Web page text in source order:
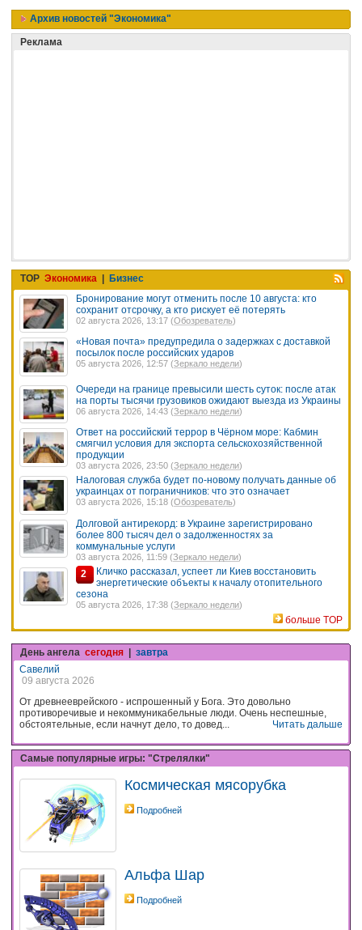
Архив новостей "Экономика"
Реклама
TOP Экономика | Бизнес
Бронирование могут отменить после 10 августа: кто
сохранит отсрочку, а кто рискует её потерять
02 августа 2026, 13:17 (Обозреватель)
«Новая почта» предупредила о задержках с доставкой
посылок после российских ударов
05 августа 2026, 12:57 (Зеркало недели)
Очереди на границе превысили шесть суток: после атак
на порты тысячи грузовиков ожидают выезда из Украины
06 августа 2026, 14:43 (Зеркало недели)
Ответ на российский террор в Чёрном море: Кабмин
смягчил условия для экспорта сельскохозяйственной
продукции
03 августа 2026, 23:50 (Зеркало недели)
Налоговая служба будет по-новому получать данные об
украинцах от пограничников: что это означает
03 августа 2026, 15:18 (Обозреватель)
Долговой антирекорд: в Украине зарегистрировано
более 800 тысяч дел о задолженностях за
коммунальные услуги
03 августа 2026, 11:59 (Зеркало недели)
2
Кличко рассказал, успеет ли Киев восстановить
энергетические объекты к началу отопительного
сезона
05 августа 2026, 17:38 (Зеркало недели)
больше TOP
День ангела сегодня | завтра
Савелий
09 августа 2026
От древнееврейского - испрошенный у Бога. Это довольно
противоречивые и некоммуникабельные люди. Очень неспешные,
обстоятельные, если начнут дело, то довед...
Читать дальше
Самые популярные игры: "Стрелялки"
Космическая мясорубка
Подробней
Альфа Шар
Подробней